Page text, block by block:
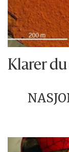
Klarer